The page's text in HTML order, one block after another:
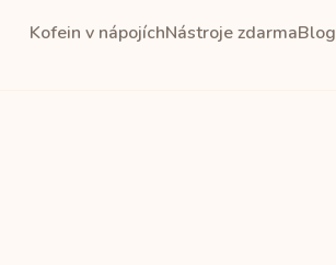
Kofein v nápojíchNástroje zdarmaBlog